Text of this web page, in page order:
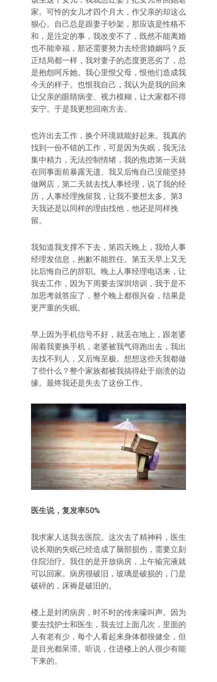
家。可怜的女儿才四个月大，作父亲的却这么
狠心。自己总是跟妻子吵架，那应该是性格不
和，是注定的事，我改变不了，既然不能离婚
也不能幸福，那还需要努力去经营婚姻吗？反
正结局都一样，我对妻子的态度更恶劣了，总
是抱怨呵斥她。我心里恨父母，恨他们造成我
今天的样子。也恨我自己，我认为是我的回来
让父亲的眼睛病变、视力模糊，让大家都不得
安宁。于是我更想回南方去。
也许出去工作，换个环境就能好起来。我真的
找到一份不错的工作，可是因为失眠，我无法
集中精力，无法控制情绪，我的焦虑第一天就
在同事面前暴露无遗。我又后悔自己没能坚持
做网店，第二天就去找人事经理，说了我的经
历，人事经理挽留我，让我不要想太多。第3
天我还是以同样的理由找他，他还是同样挽
留。
我知道我支撑不下去，第四天晚上，我给人事
经理发信息，抱歉不能胜任。第五天早上又无
比后悔自己的辞职。晚上人事经理电话来，让
我去工作，因为下周要去深圳培训，我于是不
加思考就答应了，整个晚上都很兴奋，结果是
更严重的失眠。
早上因为手机信号不好，就丢在地上，跟老婆
闹着我要换手机，老婆被我气得跑出去，我出
去找不到人，又后悔至极。想想这些天我都做
了些什么？整个家族都被我搞得处于崩溃的边
缘。最终我还是失去了这份工作。
医生说，复发率50%
我求家人送我去医院。这次去了精神科，医生
说长期的失眠已经造成了脑部损伤，需要立刻
住院治疗。我住的是开放病房，上午输完液就
可以回家。病房很破旧，玻璃是破损的，门是
破碎的，床褥是破旧的。
楼上是封闭病房，时不时的传来嚎叫声。因为
要去找护士和医生，我去过上面几次，里面的
人有老有少，每个人看起来身体都很健全，但
是目光都呆滞。听说，住进楼上的人很少有能
下来的。